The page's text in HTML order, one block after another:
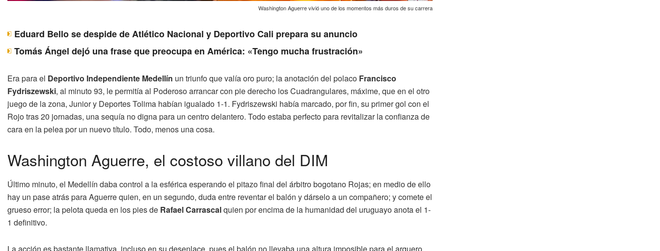
Washington Aguerre vivió uno de los momentos más duros de su carrera
Eduard Bello se despide de Atlético Nacional y Deportivo Cali prepara su anuncio
Tomás Ángel dejó una frase que preocupa en América: «Tengo mucha frustración»
Era para el Deportivo Independiente Medellín un triunfo que valía oro puro; la anotación del polaco Francisco
Fydriszewski, al minuto 93, le permitía al Poderoso arrancar con pie derecho los Cuadrangulares, máxime, que en el otro
juego de la zona, Junior y Deportes Tolima habían igualado 1-1. Fydriszewski había marcado, por fin, su primer gol con el
Rojo tras 20 jornadas, una sequía no digna para un centro delantero. Todo estaba perfecto para revitalizar la confianza de
cara en la pelea por un nuevo título. Todo, menos una cosa.
Washington Aguerre, el costoso villano del DIM
Último minuto, el Medellín daba control a la esférica esperando el pitazo final del árbitro bogotano Rojas; en medio de ello
hay un pase atrás para Aguerre quien, en un segundo, duda entre reventar el balón y dárselo a un compañero; y comete el
grueso error; la pelota queda en los pies de Rafael Carrascalquien por encima de la humanidad del uruguayo anota el 1-
1 definitivo.
La acción es bastante llamativa, incluso en su desenlace, pues el balón no llevaba una altura imposible para el arquero,